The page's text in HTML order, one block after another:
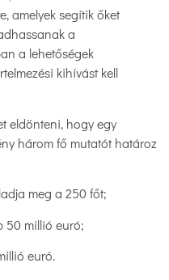
amelyek segítik őket
a
a lehetőségek
kihívást kell
eldönteni, hogy egy
három fő mutatót határoz
meg a 250 főt;
50 millió euró;
euró.